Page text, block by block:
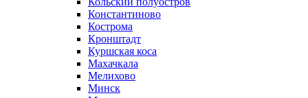
Константиново
Кострома
Кронштадт
Куршская коса
Махачкала
Мелихово
Минск